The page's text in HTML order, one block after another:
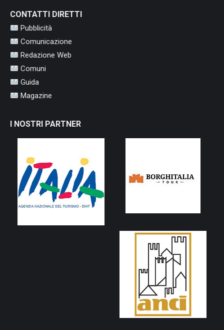
CONTATTI DIRETTI
Pubblicità
Comunicazione
Redazione Web
Comuni
Guida
Magazine
I NOSTRI PARTNER